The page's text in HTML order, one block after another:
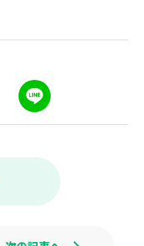
i
e